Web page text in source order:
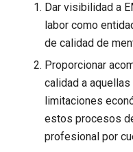
Dar visibilidad a
labor como
de calidad de
Proporcionar
calidad a
limitaciones
estos procesos
profesional por